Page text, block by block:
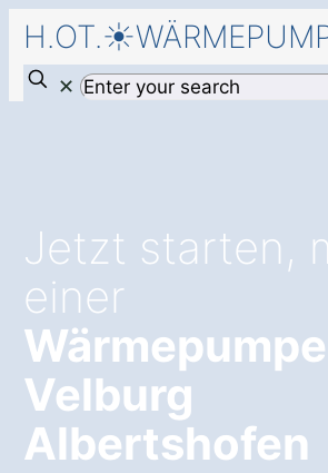
✕
Jetzt starten,
einer
Velburg
Albertshofen